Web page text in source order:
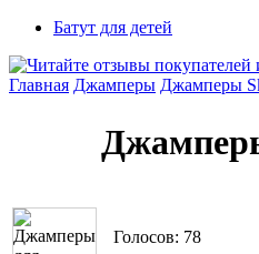
Батут для детей
Главная Джамперы Джамперы
Голосов: 78